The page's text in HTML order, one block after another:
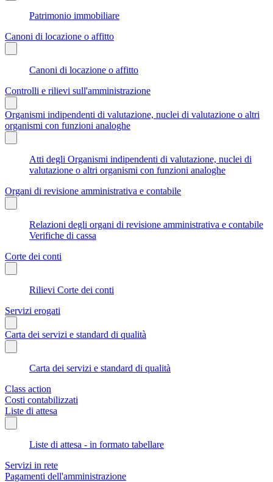
Patrimonio immobiliare
Canoni di locazione o affitto
Canoni di locazione o affitto
Controlli e rilievi sull'amministrazione
Organismi indipendenti di valutazione, nuclei di valutazione o altri
organismi con funzioni analoghe
Atti degli Organismi indipendenti di valutazione, nuclei di
valutazione o altri organismi con funzioni analoghe
Organi di revisione amministrativa e contabile
Relazioni degli organi di revisione amministrativa e contabile
Verifiche di cassa
Corte dei conti
Rilievi Corte dei conti
Servizi erogati
Carta dei servizi e standard di qualità
Carta dei servizi e standard di qualità
Class action
Costi contabilizzati
Liste di attesa
Liste di attesa - in formato tabellare
Servizi in rete
Pagamenti dell'amministrazione